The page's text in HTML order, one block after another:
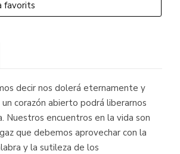
favorits
decir nos dolerá eternamente y
corazón abierto podrá liberarnos
Nuestros encuentros en la vida son
que debemos aprovechar con la
y la sutileza de los